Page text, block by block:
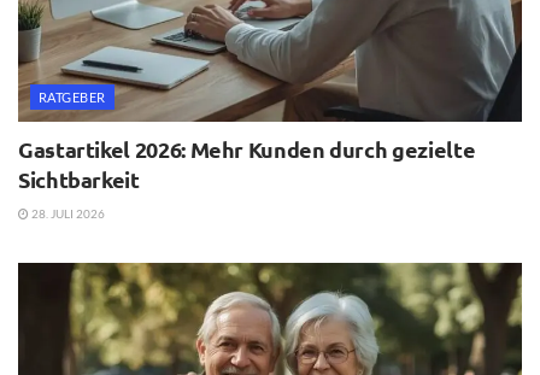
RATGEBER
Gastartikel 2026: Mehr Kunden durch gezielte
Sichtbarkeit
28. JULI 2026